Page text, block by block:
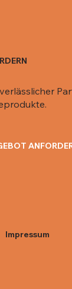
Impressum